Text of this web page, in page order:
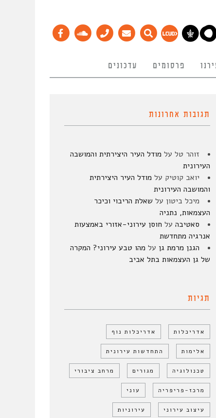
פרסומים עדכונים
תגובות אחרונות
זוהר טל על מודל העיר היצירתית והמושבה
העירונית
יואב קוטיק על מודל העיר היצירתית
והמושבה העירונית
מיכל ביטון על שאלת הריבוי וכיכר
העצמאות, נתניה
סאטיבה על חוסן עירוני-אזורי באמצעות
אנרגיה מתחדשת
הגנן מרמת גן על מהו טבע עירוני? המקרה
של גן העצמאות בתל אביב
תגיות
אדריכלות אדריכלות נוף
אלימות התחדשות עירונית
טכנולוגיה מגורים מרחב ציבורי
מרכז-פריפריה עוני
עיצוב עירוני עירוניות